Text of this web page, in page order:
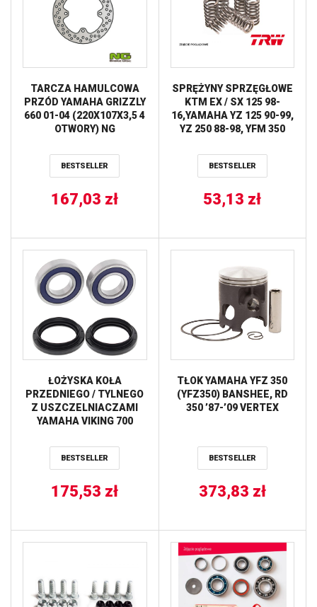
TARCZA HAMULCOWA
PRZÓD YAMAHA GRIZZLY
660 01-04 (220X107X3,5 4
OTWORY) NG
BESTSELLER
167,03 zł
SPRĘŻYNY SPRZĘGŁOWE
KTM EX / SX 125 98-
16,YAMAHA YZ 125 90-99,
YZ 250 88-98, YFM 350
HONDA CR 125R 84-99, CB
250 TWO FIFTY 91-02,
(EBS024) TRW LUCAS
BESTSELLER
53,13 zł
ŁOŻYSKA KOŁA
PRZEDNIEGO / TYLNEGO
Z USZCZELNIACZAMI
YAMAHA VIKING 700
ALL BALLS
BESTSELLER
175,53 zł
TŁOK YAMAHA YFZ 350
(YFZ350) BANSHEE, RD
350 ’87-’09 VERTEX
BESTSELLER
373,83 zł